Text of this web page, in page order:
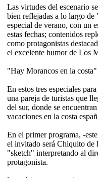
Las virtudes del escenario
bien reflejadas a lo largo
especial de verano, con un
estas fechas; contenidos
como protagonistas
el excelente humor de Los
"Hay Morancos en la costa"
En estos tres especiales
una pareja de turistas que
del sur, donde se
vacaciones en la costa
En el primer programa, -
el invitado será Chiquito de
"sketch" interpretando al
protagonista.